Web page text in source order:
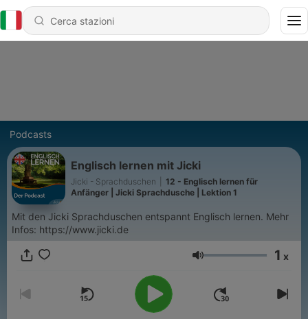
Podcasts
Englisch lernen mit Jicki
Jicki - Sprachduschen
12 - Englisch lernen für
Anfänger | Jicki Sprachdusche | Lektion 1
Mit den Jicki Sprachduschen entspannt Englisch lernen. Mehr
Infos: https://www.jicki.de
Volume 1 x